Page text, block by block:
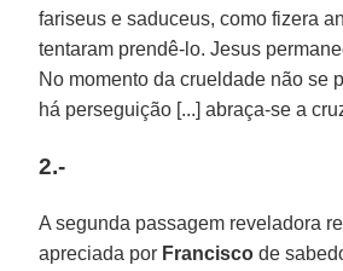
fariseus e saduceus, como fizera
tentaram prendê-lo. Jesus
No momento da crueldade não se
há perseguição [...] abraça-se a
2.-
A segunda passagem reveladora
apreciada por Francisco de